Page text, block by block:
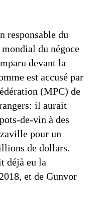
responsable du
du négoce
devant la
est accusé par
(MPC) de
il aurait
de-vin à des
pour un
de dollars.
déjà eu la
et de Gunvor